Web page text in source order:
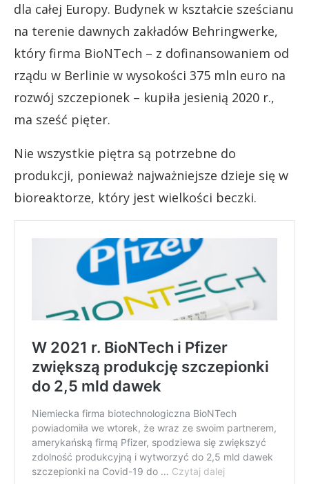
dla całej Europy. Budynek w kształcie sześcianu
na terenie dawnych zakładów Behringwerke,
który firma BioNTech – z dofinansowaniem od
rządu w Berlinie w wysokości 375 mln euro na
rozwój szczepionek – kupiła jesienią 2020 r.,
ma sześć pięter.
Nie wszystkie piętra są potrzebne do
produkcji, ponieważ najważniejsze dzieje się w
bioreaktorze, który jest wielkości beczki.